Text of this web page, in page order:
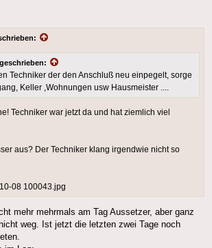
Techniker der den Anschluß neu einpegelt, sorge
Keller ,Wohnungen usw Hausmeister ....
Techniker war jetzt da und hat ziemlich viel
aus? Der Techniker klang irgendwie nicht so
08 100043.jpg
mehr mehrmals am Tag Aussetzer, aber ganz
weg. Ist jetzt die letzten zwei Tage noch